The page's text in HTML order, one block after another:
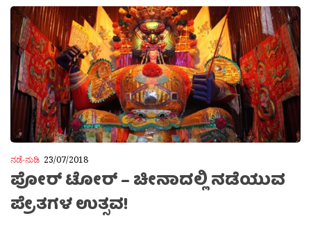
ನಡೆ-ನುಡಿ 23/07/2018
ಪೋರ್ ಟೋರ್ – ಚೀನಾದಲ್ಲಿ ನಡೆಯುವ
ಪ್ರೇತಗಳ ಉತ್ಸವ!